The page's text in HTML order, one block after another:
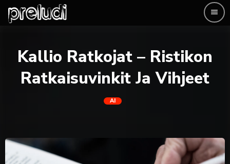
menu
Kallio Ratkojat – Ristikon
Ratkaisuvinkit Ja Vihjeet
AI